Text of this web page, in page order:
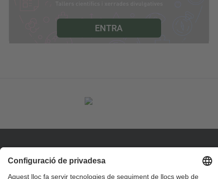
ENTRA
Contacte